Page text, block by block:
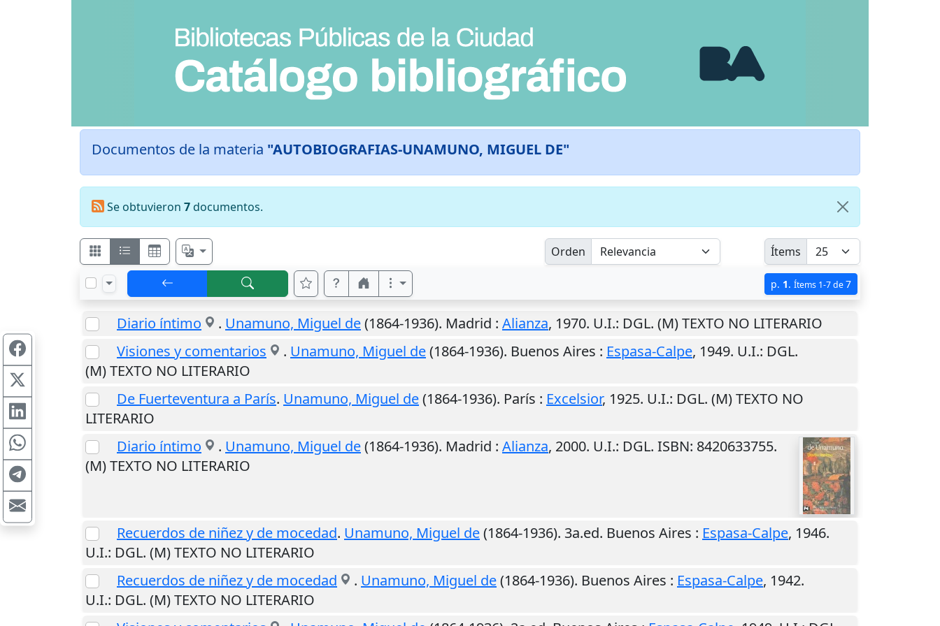
Documentos de la materia "AUTOBIOGRAFIAS-UNAMUNO, MIGUEL DE"
Se obtuvieron 7documentos.
Orden Ítems
p. 1. Ítems 1-7 de7
Diario íntimo . Unamuno, Miguel de(1864-1936). Madrid : Alianza, 1970. U.I.: DGL. (M) TEXTO NO LITERARIO
Visiones y comentarios
. Unamuno, Miguel de(1864-1936). Buenos Aires : Espasa-Calpe, 1949. U.I.: DGL.
(M) TEXTO NO LITERARIO
De Fuerteventura a París. Unamuno, Miguel de(1864-1936). París : Excelsior, 1925. U.I.: DGL. (M) TEXTO NO
LITERARIO
Diario íntimo
. Unamuno, Miguel de(1864-1936). Madrid : Alianza, 2000. U.I.: DGL. ISBN: 8420633755.
(M) TEXTO NO LITERARIO
Recuerdos de niñez y de mocedad. Unamuno, Miguel de(1864-1936). 3a.ed. Buenos Aires : Espasa-Calpe, 1946.
U.I.: DGL. (M) TEXTO NO LITERARIO
Recuerdos de niñez y de mocedad
. Unamuno, Miguel de(1864-1936). Buenos Aires : Espasa-Calpe, 1942.
U.I.: DGL. (M) TEXTO NO LITERARIO